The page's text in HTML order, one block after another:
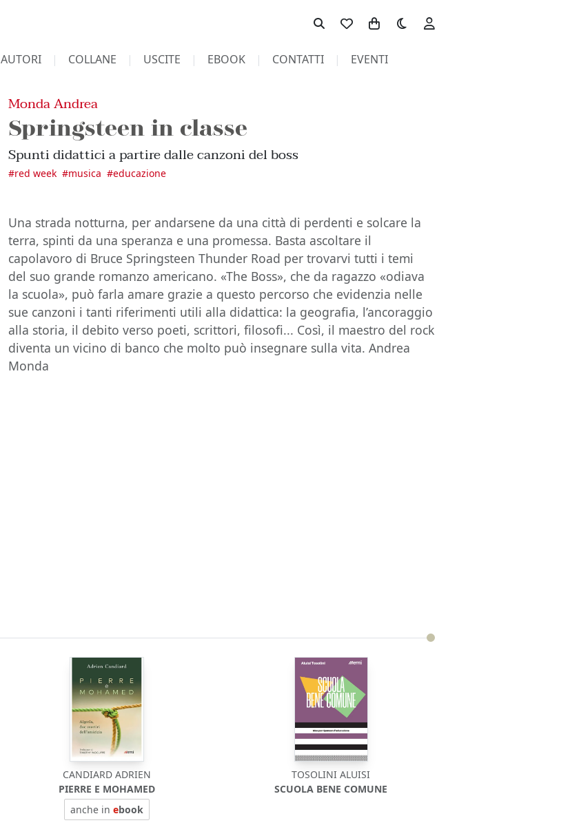
Toggle theme
AUTORI COLLANE USCITE EBOOK CONTATTI EVENTI
Monda Andrea
Springsteen in classe
Spunti didattici a partire dalle canzoni del boss
#red week #musica #educazione
Una strada notturna, per andarsene da una città di perdenti e solcare la
terra, spinti da una speranza e una promessa. Basta ascoltare il
capolavoro di Bruce Springsteen Thunder Road per trovarvi tutti i temi
del suo grande romanzo americano. «The Boss», che da ragazzo «odiava
la scuola», può farla amare grazie a questo percorso che evidenzia nelle
sue canzoni i tanti riferimenti utili alla didattica: la geografia, l’ancoraggio
alla storia, il debito verso poeti, scrittori, filosofi... Così, il maestro del rock
diventa un vicino di banco che molto può insegnare sulla vita. Andrea
Monda
CANDIARD ADRIEN
PIERRE E MOHAMED
anche in ebook
TOSOLINI ALUISI
SCUOLA BENE COMUNE